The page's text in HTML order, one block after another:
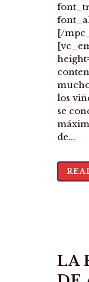
[/
los
se
de...
LA